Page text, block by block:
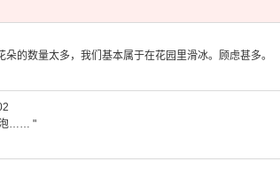
朵的数量太多，我们基本属于在花园里滑冰。 顾虑甚多。
泡…… "